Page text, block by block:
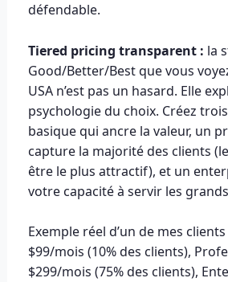
défendable.
Tiered pricing transparent : la
Good/Better/Best que vous
USA n’est pas un hasard. Elle
psychologie du choix. Créez
basique qui ancre la valeur, un
capture la majorité des clients
être le plus attractif), et un
votre capacité à servir les
Exemple réel d’un de mes
$99/mois (10% des clients),
$299/mois (75% des clients),